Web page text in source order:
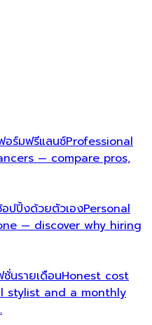
ร์มฟรีแลนซ์Professional
— compare pros,
ปปิ้งด้วยตัวเองPersonal
— discover why hiring
นรายเดือนHonest cost
stylist and a monthly